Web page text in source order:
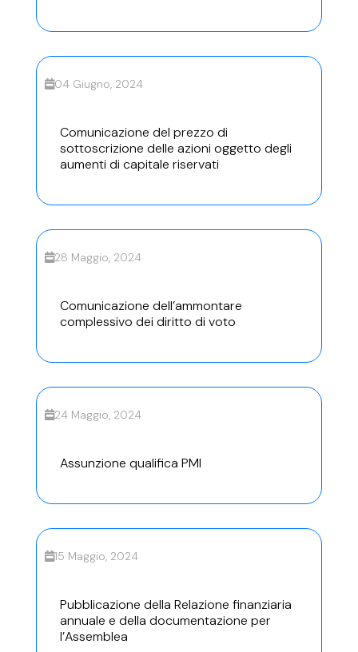
04 Giugno, 2024
Comunicazione del prezzo di
sottoscrizione delle azioni oggetto degli
aumenti di capitale riservati
28 Maggio, 2024
Comunicazione dell’ammontare
complessivo dei diritto di voto
24 Maggio, 2024
Assunzione qualifica PMI
15 Maggio, 2024
Pubblicazione della Relazione finanziaria
annuale e della documentazione per
l’Assemblea